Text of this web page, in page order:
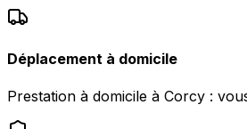
Déplacement à domicile
Prestation à domicile à Corcy :